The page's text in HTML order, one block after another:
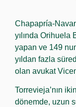
Chapapría-
yılında Orihuela
yapan ve 149
yıldan fazla
olan avukat
Torrevieja’nın
dönemde, uzun